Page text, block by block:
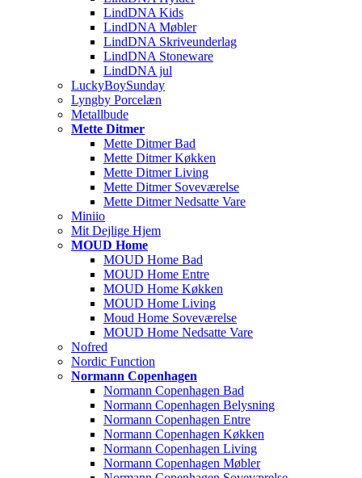
LindDNA Kids
LindDNA Møbler
LindDNA Skriveunderlag
LindDNA Stoneware
LindDNA jul
LuckyBoySunday
Lyngby Porcelæn
Metallbude
Mette Ditmer
Mette Ditmer Bad
Mette Ditmer Køkken
Mette Ditmer Living
Mette Ditmer Soveværelse
Mette Ditmer Nedsatte Vare
Miniio
Mit Dejlige Hjem
MOUD Home
MOUD Home Bad
MOUD Home Entre
MOUD Home Køkken
MOUD Home Living
Moud Home Soveværelse
MOUD Home Nedsatte Vare
Nofred
Nordic Function
Normann Copenhagen
Normann Copenhagen Bad
Normann Copenhagen Belysning
Normann Copenhagen Entre
Normann Copenhagen Køkken
Normann Copenhagen Living
Normann Copenhagen Møbler